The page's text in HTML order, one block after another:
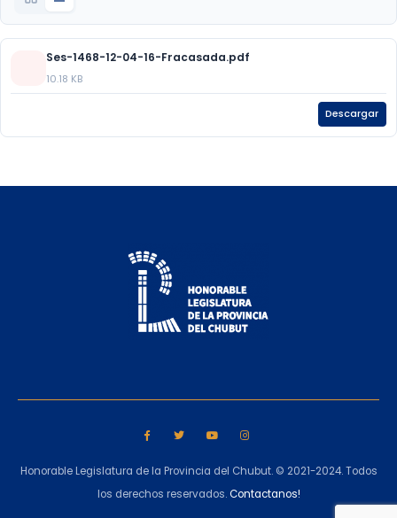
Ses-1468-12-04-16-Fracasada.pdf
10.18 KB
Descargar
Honorable Legislatura de la Provincia del Chubut. © 2021-2024. Todos
los derechos reservados.Contactanos!